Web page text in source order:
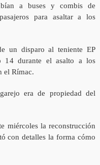
a buses y combis de
para asaltar a los
un disparo al teniente EP
14 durante el asalto a los
el Rímac.
era de propiedad del
miércoles la reconstrucción
con detalles la forma cómo